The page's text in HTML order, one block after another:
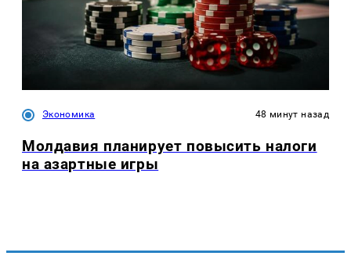
Экономика 48 минут назад
Молдавия планирует повысить налоги
на азартные игры